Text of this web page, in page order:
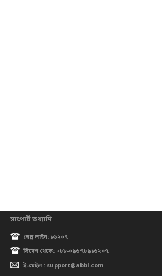
সাপোর্ট তথ্যাদি
হেল্প লাইন: ১৬২০৭
বিদেশ থেকে: +৮৮-০৯৬৭৮৯১৬২০৭
ই-মেইল : support@abbl.com